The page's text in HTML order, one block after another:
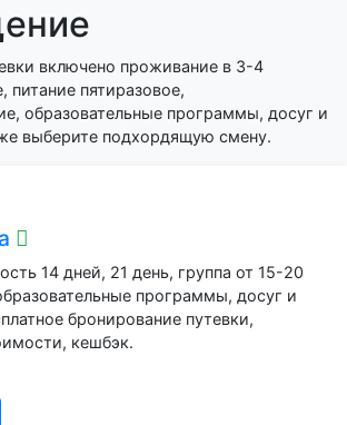
включено проживание в 3-4
питание пятиразовое,
образовательные программы, досуг и
выберите подхордящую смену.
14 дней, 21 день, группа от 15-20
программы, досуг и
бронирование путевки,
кешбэк.